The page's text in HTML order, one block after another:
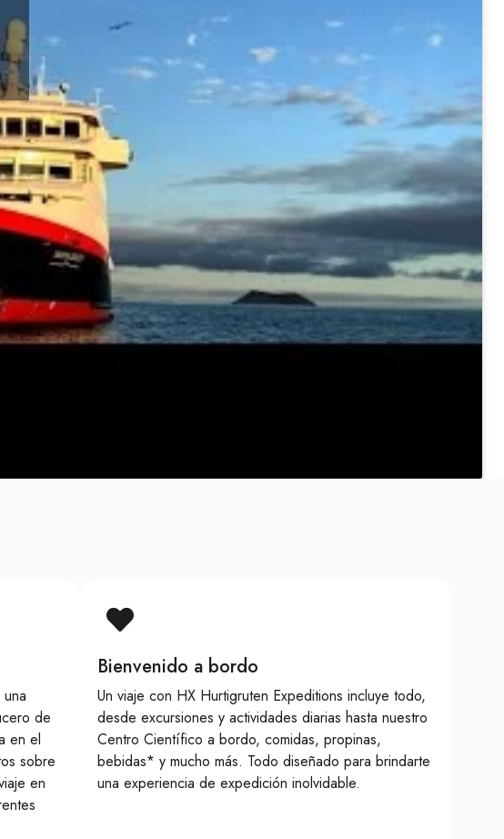
de
en el
sobre
en
Bienvenido a bordo
Un viaje con HX Hurtigruten Expeditions incluye todo,
desde excursiones y actividades diarias hasta nuestro
Centro Científico a bordo, comidas, propinas,
bebidas* y mucho más. Todo diseñado para brindarte
una experiencia de expedición inolvidable.